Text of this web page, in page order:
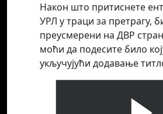
Након што притиснете
УРЛ у траци за претрагу,
преусмерени на ДВР
моћи да подесите било
укључујући додавање